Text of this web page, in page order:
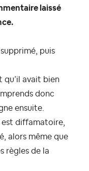
laissé
puis
qu’il avait bien
donc
ensuite.
est diffamatoire,
alors même que
règles de la